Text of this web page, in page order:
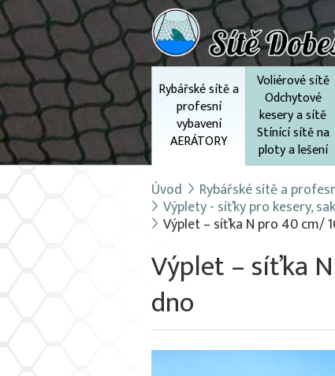
Rybářské sítě a
profesní
vybavení
AERÁTORY
Voliérové sítě
Odchytové
kesery a sítě
Stínící sítě na
ploty a lešení
Úvod Rybářské sítě a
Výplety - síťky pro kesery,
Výplet – síťka N pro 40 cm/
Výplet – síťka
dno